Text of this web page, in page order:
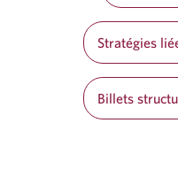
Stratégies
Billets